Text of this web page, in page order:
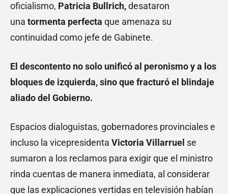
oficialismo, Patricia Bullrich,desataron
una tormenta perfecta que amenaza su
continuidad como jefe de Gabinete.
El descontento no solo unificó al peronismo y a los
bloques de izquierda, sino que fracturó el blindaje
aliado del Gobierno.
Espacios dialoguistas, gobernadores provinciales e
incluso la vicepresidenta Victoria Villarruel se
sumaron a los reclamos para exigir que el ministro
rinda cuentas de manera inmediata, al considerar
que las explicaciones vertidas en televisión habían